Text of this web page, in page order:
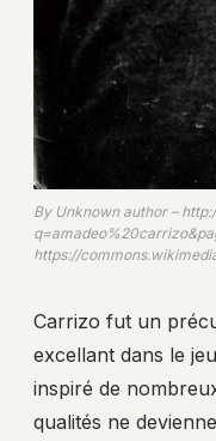
By Unknown author –
https://
Carrizo fut un
excellant dans le
inspiré de
qualités ne